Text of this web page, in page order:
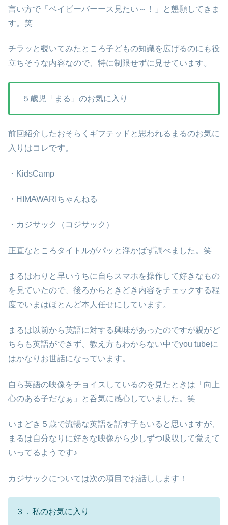
言い方で「ベイビーバーース見たい～！」と懇願してきま
す。笑
チラッと覗いてみたところ子どもの知識を広げるのにも役
立ちそうな内容なので、特に制限せずに見せています。
５歳児「まる」のお気に入り
前回紹介したおそらくギフテッドと思われるまるのお気に
入りはコレです。
・KidsCamp
・HIMAWARIちゃんねる
・カジサック（コジサック）
正直なところタイトルがパッと浮かばず調べました。笑
まるはわりと早いうちに自らスマホを操作して好きなもの
を見ていたので、後ろからときどき内容をチェックする程
度でいまはほとんど本人任せにしています。
まるは以前から英語に対する興味があったのですが親がど
ちらも英語ができず、教え方もわからない中でyou tubeに
はかなりお世話になっています。
自ら英語の映像をチョイスしているのを見たときは「向上
心のある子だなぁ」と呑気に感心していました。笑
いまどき５歳で流暢な英語を話す子もいると思いますが、
まるは自分なりに好きな映像から少しずつ吸収して覚えて
いってるようです♪
カジサックについては次の項目でお話しします！
３．私のお気に入り